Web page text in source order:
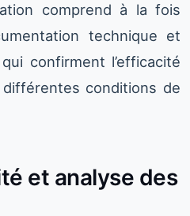
comprend à la fois
technique et
confirment l’efficacité
conditions de
et analyse des